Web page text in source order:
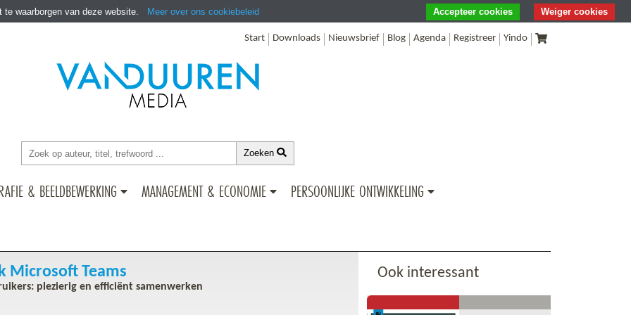
Start Downloads Nieuwsbrief Blog Agenda Registreer Yindo
Zoeken
& BEELDBEWERKING MANAGEMENT & ECONOMIE PERSOONLIJKE ONTWIKKELING
Microsoft Teams
plezierig en efficiënt samenwerken
Ook interessant
waarborgen van deze website. Meer over ons cookiebeleid Weiger cookies
Accepteer cookies